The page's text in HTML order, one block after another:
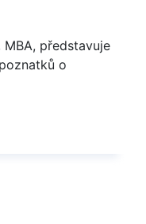
MBA, představuje
o